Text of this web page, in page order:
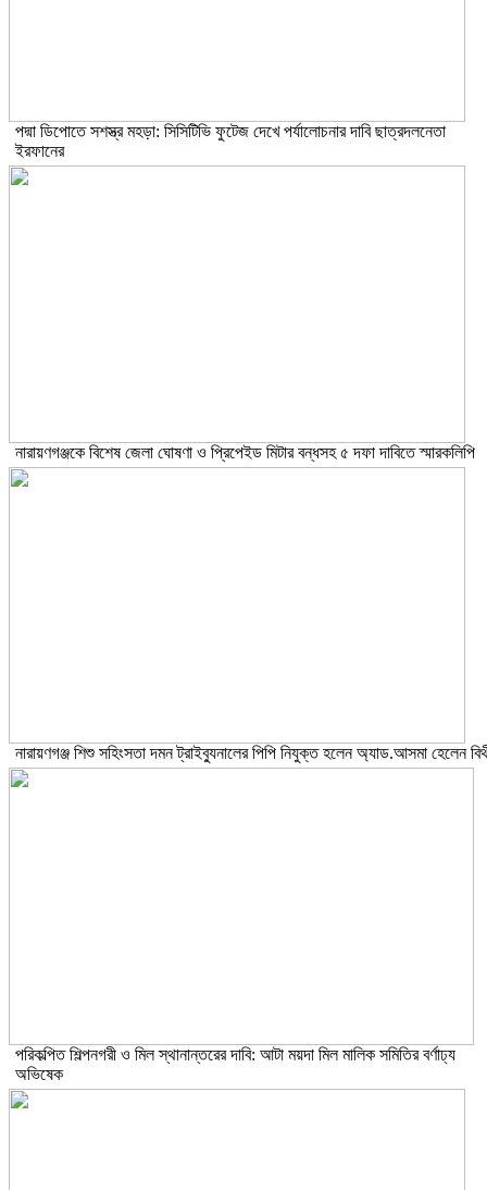
পদ্মা ডিপোতে সশস্ত্র মহড়া: সিসিটিভি ফুটেজ দেখে পর্যালোচনার দাবি ছাত্রদলনেতা
ইরফানের
নারায়ণগঞ্জকে বিশেষ জেলা ঘোষণা ও প্রিপেইড মিটার বন্ধসহ ৫ দফা দাবিতে স্মারকলিপি
নারায়ণগঞ্জ শিশু সহিংসতা দমন ট্রাইব্যুনালের পিপি নিযুক্ত হলেন অ্যাড.আসমা হেলেন
পরিকল্পিত শিল্পনগরী ও মিল স্থানান্তরের দাবি: আটা ময়দা মিল মালিক সমিতির বর্ণাঢ্য
অভিষেক